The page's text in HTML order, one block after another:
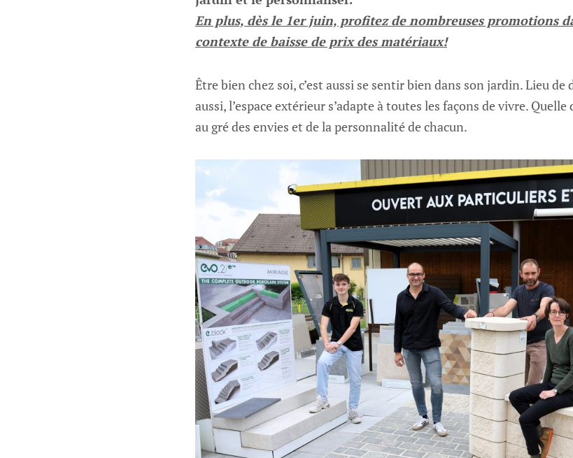
En plus, dès le 1er juin, profitez de nombreuses promotions
contexte de baisse de prix des matériaux!
Être bien chez soi, c’est aussi se sentir bien dans son jardin. Lieu
aussi, l’espace extérieur s’adapte à toutes les façons de vivre.
au gré des envies et de la personnalité de chacun.